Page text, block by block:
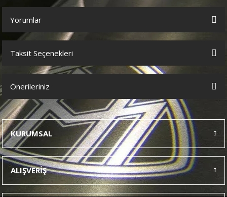
Yorumlar
Bu ürüne ilk yorumu siz yapın!
Taksit Seçenekleri
Önerileriniz
Bu ürünün fiyat bilgisi, resim, ürün açıklamalarında ve diğer
konularda yetersiz gördüğünüz noktaları öneri formunu kullanarak
tarafımıza iletebilirsiniz.
Görüş ve önerileriniz için teşekkür ederiz.
Ürün resmi kalitesiz, bozuk veya görüntülenemiyor.
Ürün açıklamasında eksik bilgiler bulunuyor.
Ürün bilgilerinde hatalar bulunuyor.
KURUMSAL
ALIŞVERİŞ